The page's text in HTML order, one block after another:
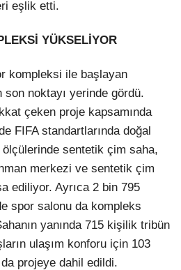
eşlik etti.
YÜKSELİYOR
kompleksi ile başlayan
son noktayı yerinde gördü.
çeken proje kapsamında
FIFA standartlarında doğal
sentetik çim saha,
merkezi ve sentetik çim
ediliyor. Ayrıca 2 bin 795
spor salonu da kompleks
yanında 715 kişilik tribün
ulaşım konforu için 103
projeye dahil edildi.